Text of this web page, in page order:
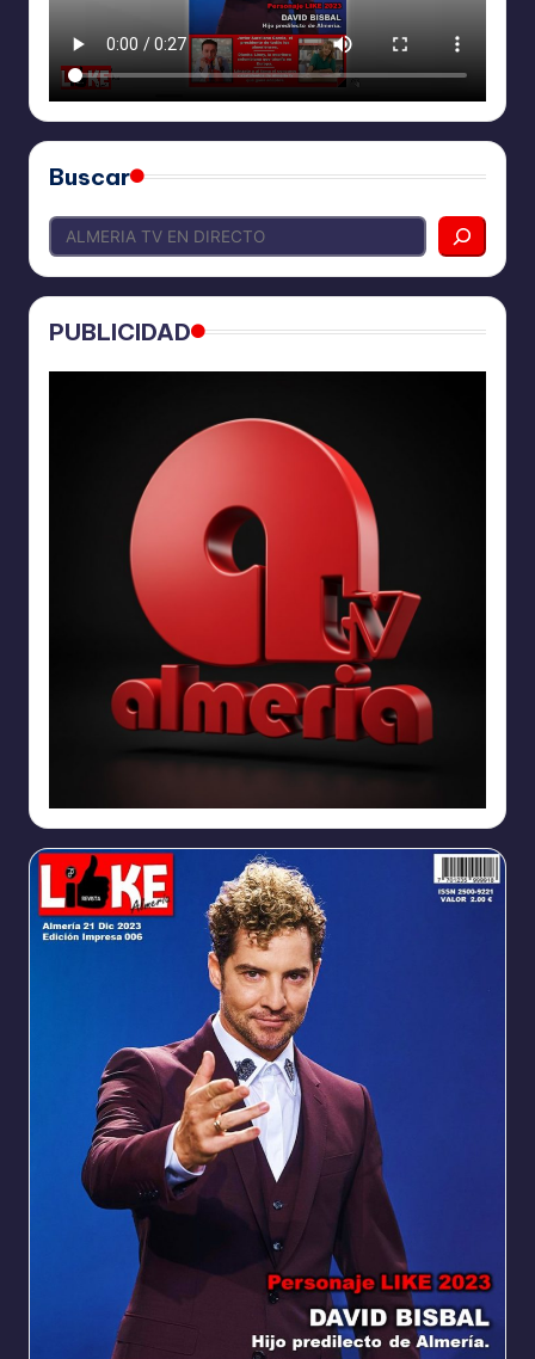
Buscar
PUBLICIDAD